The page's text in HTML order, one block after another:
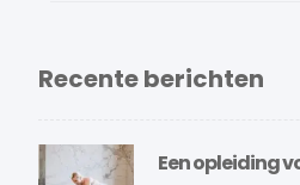
Recente berichten
Een opleiding